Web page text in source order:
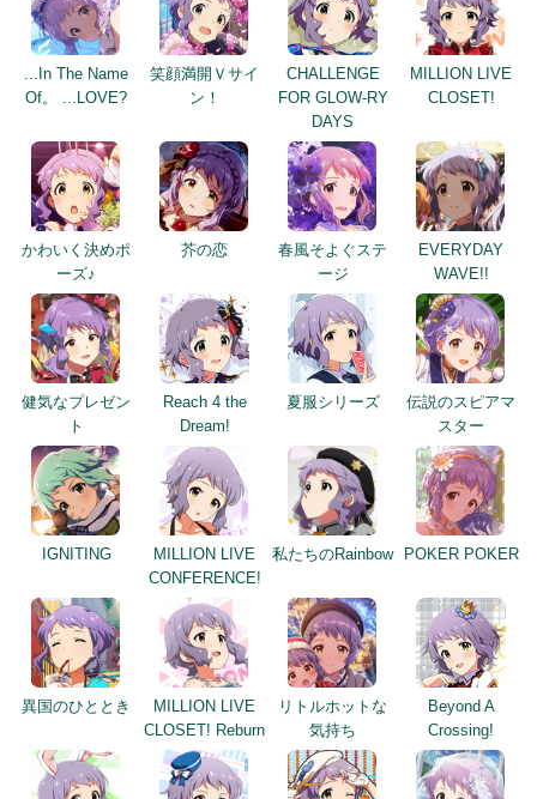
...In The Name
Of。 ...LOVE?
笑顔満開Ｖサイ
ン！
CHALLENGE
FOR GLOW-RY
DAYS
MILLION LIVE
CLOSET!
かわいく決めポ
ーズ♪
芥の恋
春風そよぐステ
ージ
EVERYDAY
WAVE!!
健気なプレゼン
ト
Reach 4 the
Dream!
夏服シリーズ
伝説のスピアマ
スター
IGNITING
MILLION LIVE
CONFERENCE!
私たちのRainbow POKER POKER
異国のひととき
MILLION LIVE
CLOSET! Reburn
リトルホットな
気持ち
Beyond A
Crossing!